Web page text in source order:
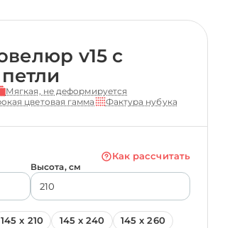
v15 с
Мягкая, не деформируется
цветовая гамма Фактура нубука
Как рассчитать
Высота, см
145 х 210 145 х 240
145 х 260